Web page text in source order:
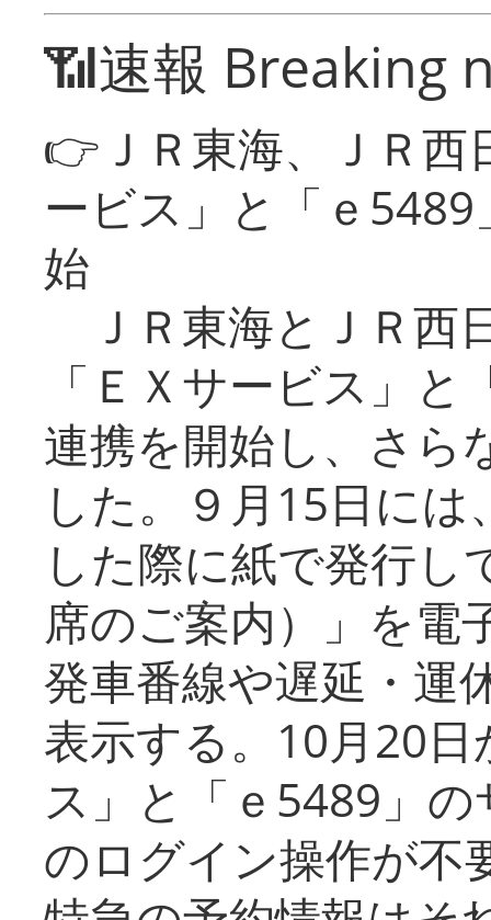
📶速報 Breaking
👉ＪＲ東海、ＪＲ
ービス」と「ｅ
始
ＪＲ東海とＪＲ西
「ＥＸサービス」
連携を開始し、さら
した。９月15日に
した際に紙で発行し
席のご案内）」を電
発車番線や遅延・運
表示する。10月20
ス」と「ｅ5489」
のログイン操作が不